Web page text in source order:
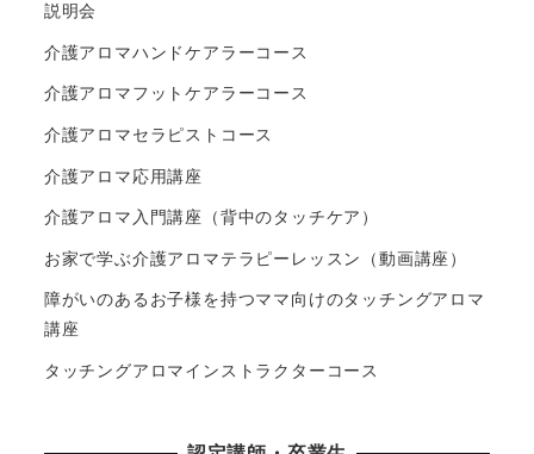
説明会
介護アロマハンドケアラーコース
介護アロマフットケアラーコース
介護アロマセラピストコース
介護アロマ応用講座
介護アロマ入門講座（背中のタッチケア）
お家で学ぶ介護アロマテラピーレッスン（動画講座）
障がいのあるお子様を持つママ向けのタッチングアロマ
講座
タッチングアロマインストラクターコース